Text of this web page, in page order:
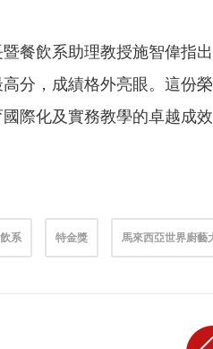
餐飲系助理教授施智偉指
分，成績格外亮眼。這份
際化及實務教學的卓越成
系 特金獎 馬來西亞世界廚藝